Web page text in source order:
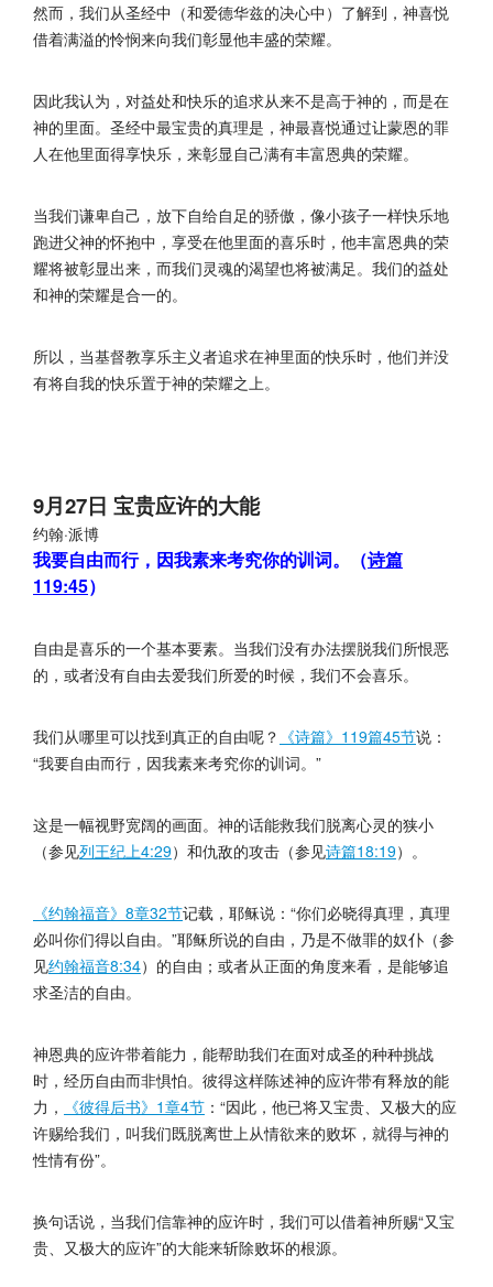
然而，我们从圣经中（和爱德华兹的决心中）了解到，神喜悦
借着满溢的怜悯来向我们彰显他丰盛的荣耀。
因此我认为，对益处和快乐的追求从来不是高于神的，而是在
神的里面。圣经中最宝贵的真理是，神最喜悦通过让蒙恩的罪
人在他里面得享快乐，来彰显自己满有丰富恩典的荣耀。
当我们谦卑自己，放下自给自足的骄傲，像小孩子一样快乐地
跑进父神的怀抱中，享受在他里面的喜乐时，他丰富恩典的荣
耀将被彰显出来，而我们灵魂的渴望也将被满足。我们的益处
和神的荣耀是合一的。
所以，当基督教享乐主义者追求在神里面的快乐时，他们并没
有将自我的快乐置于神的荣耀之上。
9月27日 宝贵应许的大能
约翰·派博
我要自由而行，因我素来考究你的训词。（诗篇
119:45）
自由是喜乐的一个基本要素。当我们没有办法摆脱我们所恨恶
的，或者没有自由去爱我们所爱的时候，我们不会喜乐。
我们从哪里可以找到真正的自由呢？ 《诗篇》119篇45节说：
“我要自由而行，因我素来考究你的训词。”
这是一幅视野宽阔的画面。神的话能救我们脱离心灵的狭小
（参见列王纪上4:29）和仇敌的攻击（参见诗篇18:19）。
《约翰福音》8章32节记载，耶稣说：“你们必晓得真理，真理
必叫你们得以自由。”耶稣所说的自由，乃是不做罪的奴仆（参
见约翰福音8:34）的自由；或者从正面的角度来看，是能够追
求圣洁的自由。
神恩典的应许带着能力，能帮助我们在面对成圣的种种挑战
时，经历自由而非惧怕。彼得这样陈述神的应许带有释放的能
力，
《彼得后书》1章4节 ：“因此，他已将又宝贵、又极大的应
许赐给我们，叫我们既脱离世上从情欲来的败坏，就得与神的
性情有份”。
换句话说，当我们信靠神的应许时，我们可以借着神所赐“又宝
贵、又极大的应许”的大能来斩除败坏的根源。